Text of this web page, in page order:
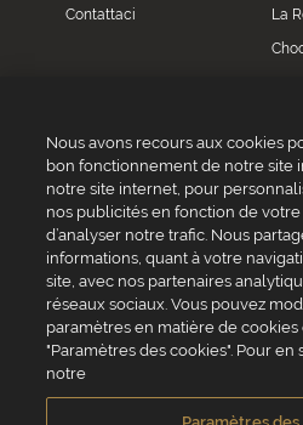
Contattaci
La
Servizio clienti
0039 02 82 94 01 46
Da lunedì a venerdì dalle 8.30 alle
VALRHONA SAS - 12 Avenue
Condizioni generali di vendita
Nous avons recours aux cookies
bon fonctionnement de notre site
notre site internet, pour
nos publicités en fonction de
d’analyser notre trafic. Nous
informations, quant à votre
site, avec nos partenaires
réseaux sociaux. Vous pouvez
paramètres en matière de
"Paramètres des cookies". Pour
notre